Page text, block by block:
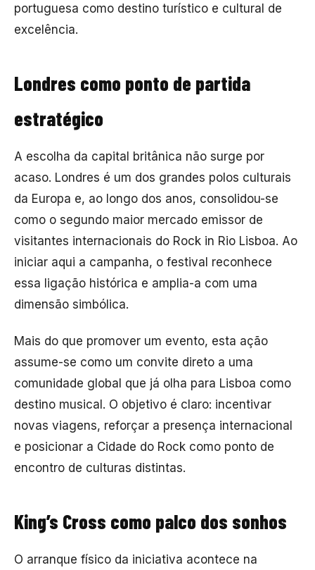
portuguesa como destino turístico e cultural de
excelência.
Londres como ponto de partida
estratégico
A escolha da capital britânica não surge por
acaso. Londres é um dos grandes polos culturais
da Europa e, ao longo dos anos, consolidou-se
como o segundo maior mercado emissor de
visitantes internacionais do Rock in Rio Lisboa. Ao
iniciar aqui a campanha, o festival reconhece
essa ligação histórica e amplia-a com uma
dimensão simbólica.
Mais do que promover um evento, esta ação
assume-se como um convite direto a uma
comunidade global que já olha para Lisboa como
destino musical. O objetivo é claro: incentivar
novas viagens, reforçar a presença internacional
e posicionar a Cidade do Rock como ponto de
encontro de culturas distintas.
King’s Cross como palco dos sonhos
O arranque físico da iniciativa acontece na